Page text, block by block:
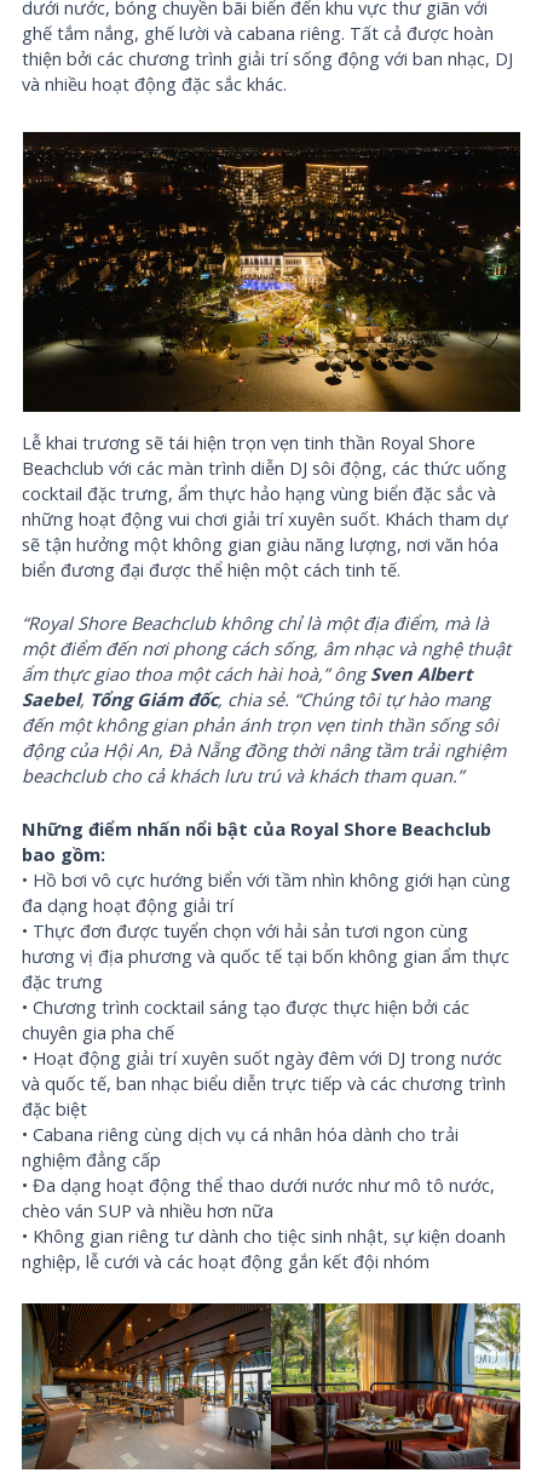
dưới nước, bóng chuyền bãi biển đến khu vực thư giãn với
ghế tắm nắng, ghế lười và cabana riêng. Tất cả được hoàn
thiện bởi các chương trình giải trí sống động với ban nhạc, DJ
và nhiều hoạt động đặc sắc khác.
Lễ khai trương sẽ tái hiện trọn vẹn tinh thần Royal Shore
Beachclub với các màn trình diễn DJ sôi động, các thức uống
cocktail đặc trưng, ẩm thực hảo hạng vùng biển đặc sắc và
những hoạt động vui chơi giải trí xuyên suốt. Khách tham dự
sẽ tận hưởng một không gian giàu năng lượng, nơi văn hóa
biển đương đại được thể hiện một cách tinh tế.
“Royal Shore Beachclub không chỉ là một địa điểm, mà là
một điểm đến nơi phong cách sống, âm nhạc và nghệ thuật
ẩm thực giao thoa một cách hài hoà,” ôngSven Albert
Saebel, Tổng Giám đốc, chia sẻ. “Chúng tôi tự hào mang
đến một không gian phản ánh trọn vẹn tinh thần sống sôi
động của Hội An, Đà Nẵng đồng thời nâng tầm trải nghiệm
beachclub cho cả khách lưu trú và khách tham quan.”
Những điểm nhấn nổi bật của Royal Shore Beachclub
bao gồm:
• Hồ bơi vô cực hướng biển với tầm nhìn không giới hạn cùng
đa dạng hoạt động giải trí
• Thực đơn được tuyển chọn với hải sản tươi ngon cùng
hương vị địa phương và quốc tế tại bốn không gian ẩm thực
đặc trưng
• Chương trình cocktail sáng tạo được thực hiện bởi các
chuyên gia pha chế
• Hoạt động giải trí xuyên suốt ngày đêm với DJ trong nước
và quốc tế, ban nhạc biểu diễn trực tiếp và các chương trình
đặc biệt
• Cabana riêng cùng dịch vụ cá nhân hóa dành cho trải
nghiệm đẳng cấp
• Đa dạng hoạt động thể thao dưới nước như mô tô nước,
chèo ván SUP và nhiều hơn nữa
• Không gian riêng tư dành cho tiệc sinh nhật, sự kiện doanh
nghiệp, lễ cưới và các hoạt động gắn kết đội nhóm